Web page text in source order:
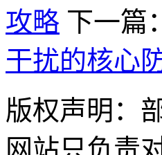
攻略 下一篇：
干扰的核心
版权声明：
网站只负责